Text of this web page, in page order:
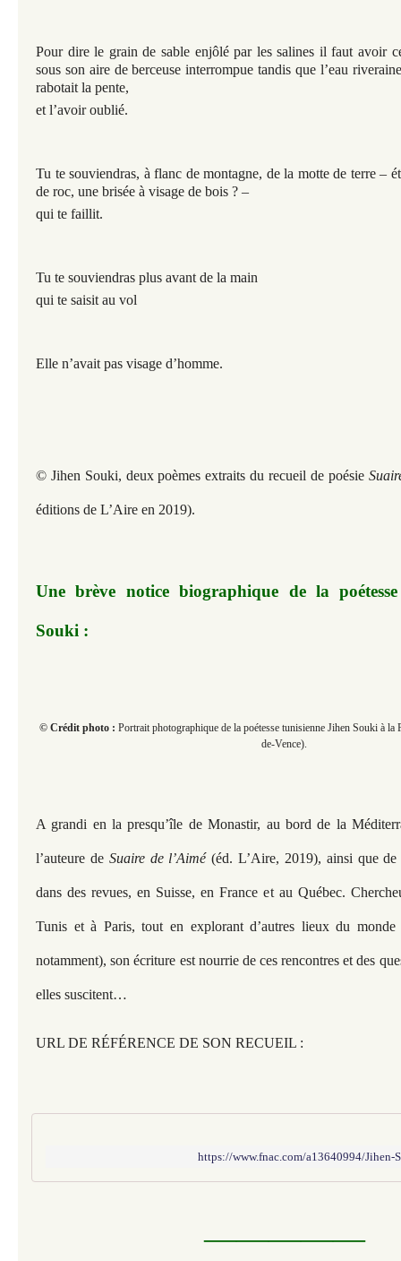
Pour dire le grain de sable enjôlé par les salines il faut avoir
sous son aire de berceuse interrompue tandis que l’eau
rabotait la pente,
et l’avoir oublié.
Tu te souviendras, à flanc demontagne, de la motte de terre –
de roc, une brisée à visage de bois ? –
qui te faillit.
Tu te souviendras plus avant de la main
qui te saisit au vol
Elle n’avait pas visage d’homme.
© Jihen Souki, deux poèmes extraits du recueil de poésie
éditions de L’Aire en 2019).
Une brève notice biographique de la
Souki :
© Crédit photo : Portrait photographique de la poétesse tunisienne Jihen Souki à
de-Vence).
A grandi en la presqu’île de Monastir, au bord de la
l’auteure de Suaire de l’Aimé(éd. L’Aire, 2019), ainsi que de
dans des revues, en Suisse, en France et au Québec.
Tunis et à Paris, tout en explorant d’autres lieux du
notamment), son écriture est nourrie de ces rencontres et des
elles suscitent…
URL DE RÉFÉRENCE DE SON RECUEIL :
https://www.fnac.com/a13640994/Jihen-
—————